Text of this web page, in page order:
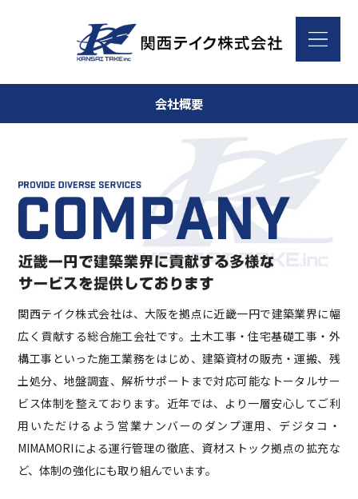
会社概要
関西テイク株式会社は、大阪を拠点に近畿一円で建築業界に幅
広く貢献する総合施工会社です。土木工事・住宅基礎工事・外
構工事といった施工業務をはじめ、建築資材の販売・運搬、残
土処分、地盤調査、解析サポートまで対応可能なトータルサー
ビス体制を整えております。近年では、より一層安心してご利
用いただけるよう営業ナンバーのダンプ運用、デジタコ・
MIMAMORIによる運行管理の徹底、資材ストック拠点の拡充な
ど、体制の強化にも取り組んでいます。